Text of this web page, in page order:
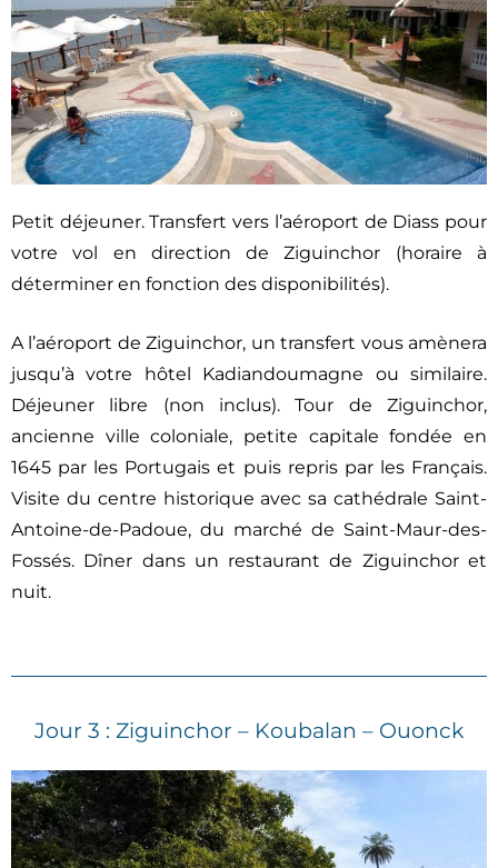
Petit déjeuner. Transfert vers l’aéroport de Diass pour
votre vol en direction de Ziguinchor (horaire à
déterminer en fonction des disponibilités).
A l’aéroport de Ziguinchor, un transfert vous amènera
jusqu’à votre hôtel Kadiandoumagne ou similaire.
Déjeuner libre (non inclus). Tour de Ziguinchor,
ancienne ville coloniale, petite capitale fondée en
1645 par les Portugais et puis repris par les Français.
Visite du centre historique avec sa cathédrale Saint-
Antoine-de-Padoue, du marché de Saint-Maur-des-
Fossés. Dîner dans un restaurant de Ziguinchor et
nuit.
Jour 3 : Ziguinchor – Koubalan – Ouonck